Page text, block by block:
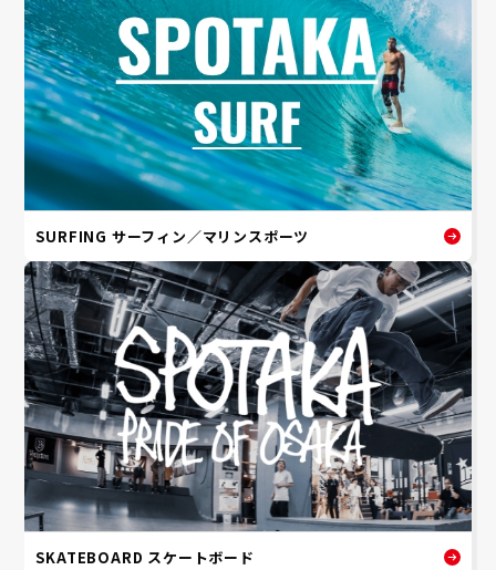
SURFING サーフィン／マリンスポーツ
SKATEBOARD スケートボード